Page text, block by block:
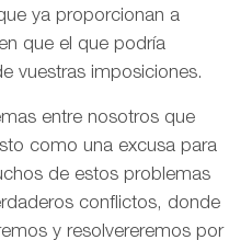
ya proporcionan a
que el que podría
vuestras imposiciones.
entre nosotros que
como una excusa para
de estos problemas
conflictos, donde
y resolvereremos por